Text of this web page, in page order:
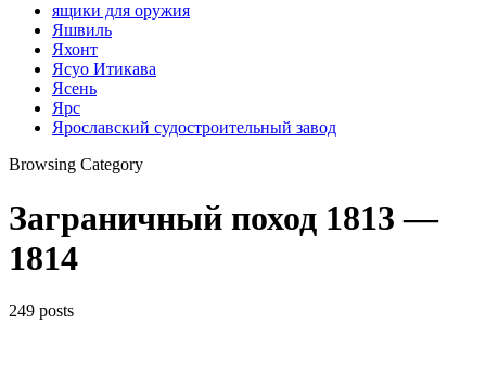
ящики для оружия
Яшвиль
Яхонт
Ясуо Итикава
Ясень
Ярс
Ярославский судостроительный завод
Browsing Category
Заграничный поход 1813 —
1814
249 posts